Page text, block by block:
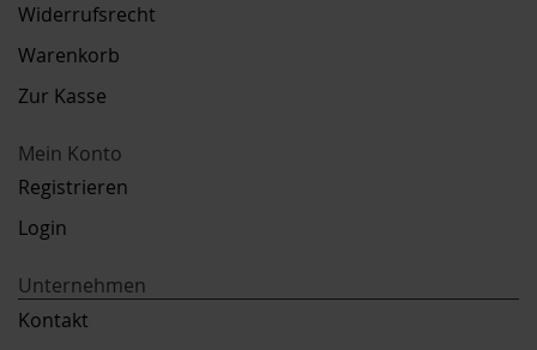
Widerrufsrecht
Warenkorb
Zur Kasse
Mein Konto
Registrieren
Login
Unternehmen
Kontakt